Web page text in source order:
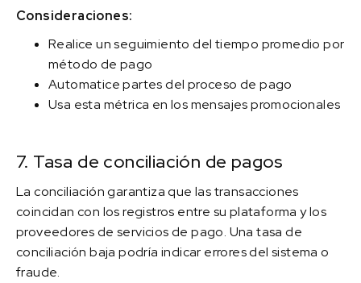
Consideraciones:
Realice un seguimiento del tiempo promedio por
método de pago
Automatice partes del proceso de pago
Usa esta métrica en los mensajes promocionales
7. Tasa de conciliación de pagos
La conciliación garantiza que las transacciones
coincidan con los registros entre su plataforma y los
proveedores de servicios de pago. Una tasa de
conciliación baja podría indicar errores del sistema o
fraude.